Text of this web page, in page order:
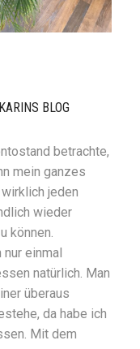
KARINS BLOG
betrachte,
mein ganzes
jeden
wieder
können.
einmal
natürlich. Man
überaus
da habe ich
Mit dem